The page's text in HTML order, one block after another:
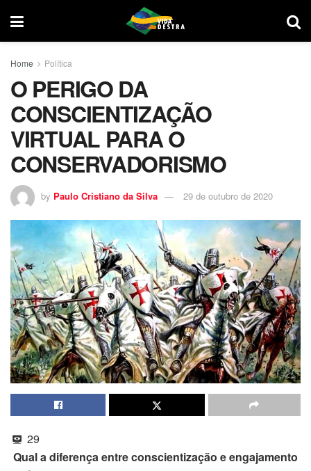
Home Política
O PERIGO DA
CONSCIENTIZAÇÃO
VIRTUAL PARA O
CONSERVADORISMO
by Paulo Cristiano da Silva 29 de outubro de 2020
29
Qual a diferença entre conscientização e engajamento